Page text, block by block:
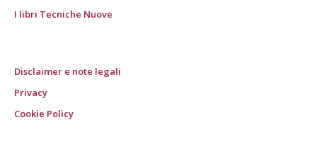
I libri Tecniche Nuove
Disclaimer e note legali
Privacy
Cookie Policy